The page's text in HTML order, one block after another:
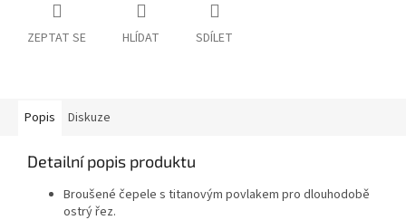
ZEPTAT SE HLÍDAT SDÍLET
Popis Diskuze
Detailní popis produktu
Broušené čepele s titanovým povlakem pro dlouhodobě
ostrý řez.